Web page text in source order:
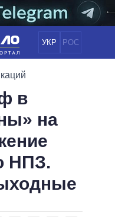
УКР РОС
в
на
НПЗ.